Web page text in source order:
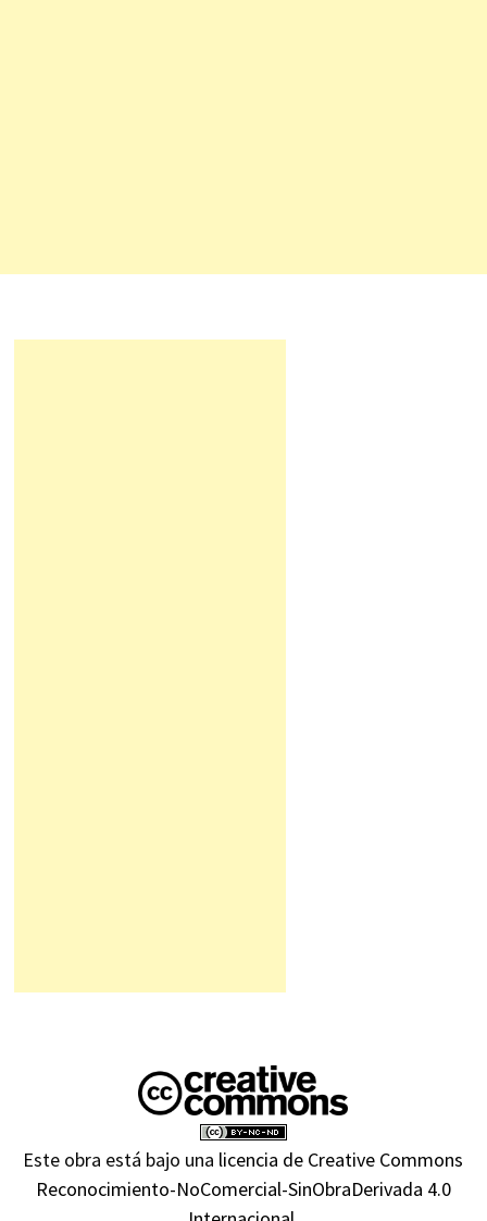
Este obra está bajo una licencia de Creative Commons
Reconocimiento-NoComercial-SinObraDerivada 4.0